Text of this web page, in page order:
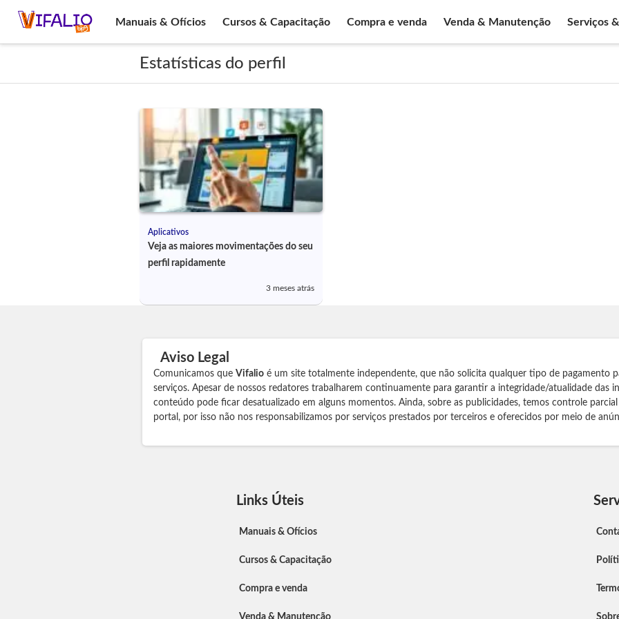
Manuais & Ofícios Cursos & Capacitação Compra e venda Venda & Manutenção Serviços
Estatísticas do perfil
Aplicativos
Veja as maiores movimentações do seu
perfil rapidamente
3 meses atrás
Aviso Legal
Comunicamos que Vifalio é um site totalmente independente, que não solicita qualquer tipo de pagamento
serviços. Apesar de nossos redatores trabalharem continuamente para garantir a integridade/atualidade das
conteúdo pode ficar desatualizado em alguns momentos. Ainda, sobre as publicidades, temos controle
portal, por isso não nos responsabilizamos por serviços prestados por terceiros e oferecidos por meio de
Links Úteis
Manuais & Ofícios
Cursos & Capacitação
Compra e venda
Venda & Manutenção